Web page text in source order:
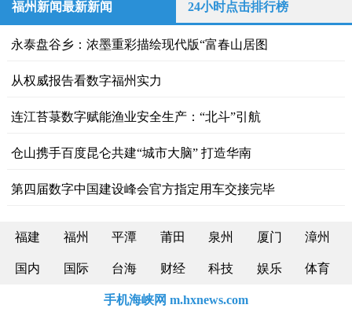
福州新闻最新新闻 24小时点击排行榜
永泰盘谷乡：浓墨重彩描绘现代版“富春山居图
从权威报告看数字福州实力
连江苔菉数字赋能渔业安全生产：“北斗”引航
仓山携手百度昆仑共建“城市大脑” 打造华南
第四届数字中国建设峰会官方指定用车交接完毕
福建 福州 平潭 莆田 泉州 厦门 漳州
国内 国际 台海 财经 科技 娱乐 体育
手机海峡网 m.hxnews.com